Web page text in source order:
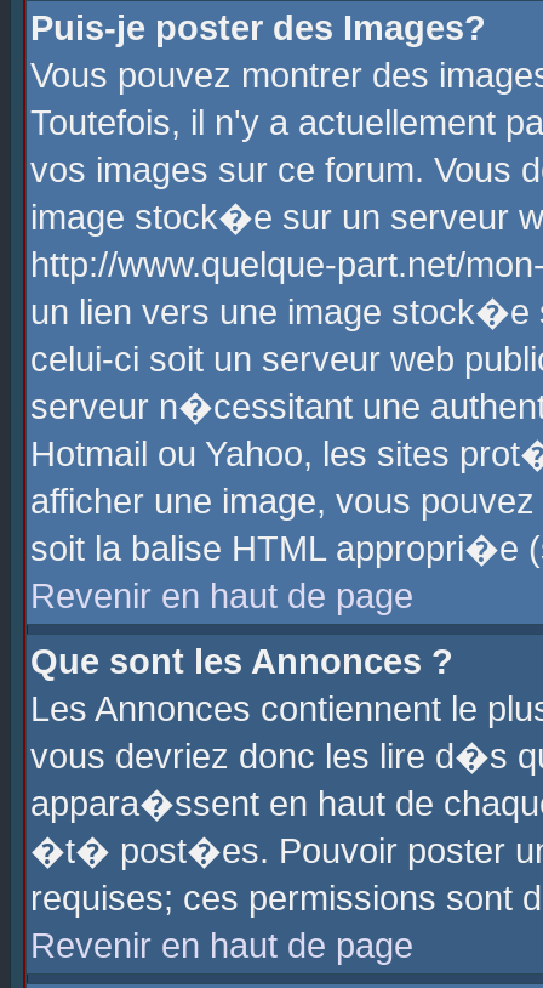
Puis-je poster des Images?
Vous pouvez montrer des
Toutefois, il n'y a actuellement
vos images sur ce forum. Vous
image stock�e sur un serveur
http://www.quelque-part.net/
un lien vers une image
celui-ci soit un serveur web
serveur n�cessitant une
Hotmail ou Yahoo, les sites
afficher une image, vous
soit la balise HTML
Revenir en haut de page
Que sont les Annonces ?
Les Annonces contiennent le
vous devriez donc les lire d�s
appara�ssent en haut de
�t� post�es. Pouvoir poster
requises; ces permissions sont
Revenir en haut de page